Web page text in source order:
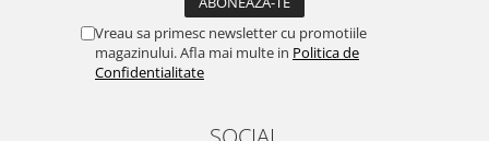
Incarcatoare cu fir si auto
Ceasuri smart - Smartwatch
Vreau sa primesc newsletter cu promotiile
magazinului. Afla mai multe in Politica de
Confidentialitate